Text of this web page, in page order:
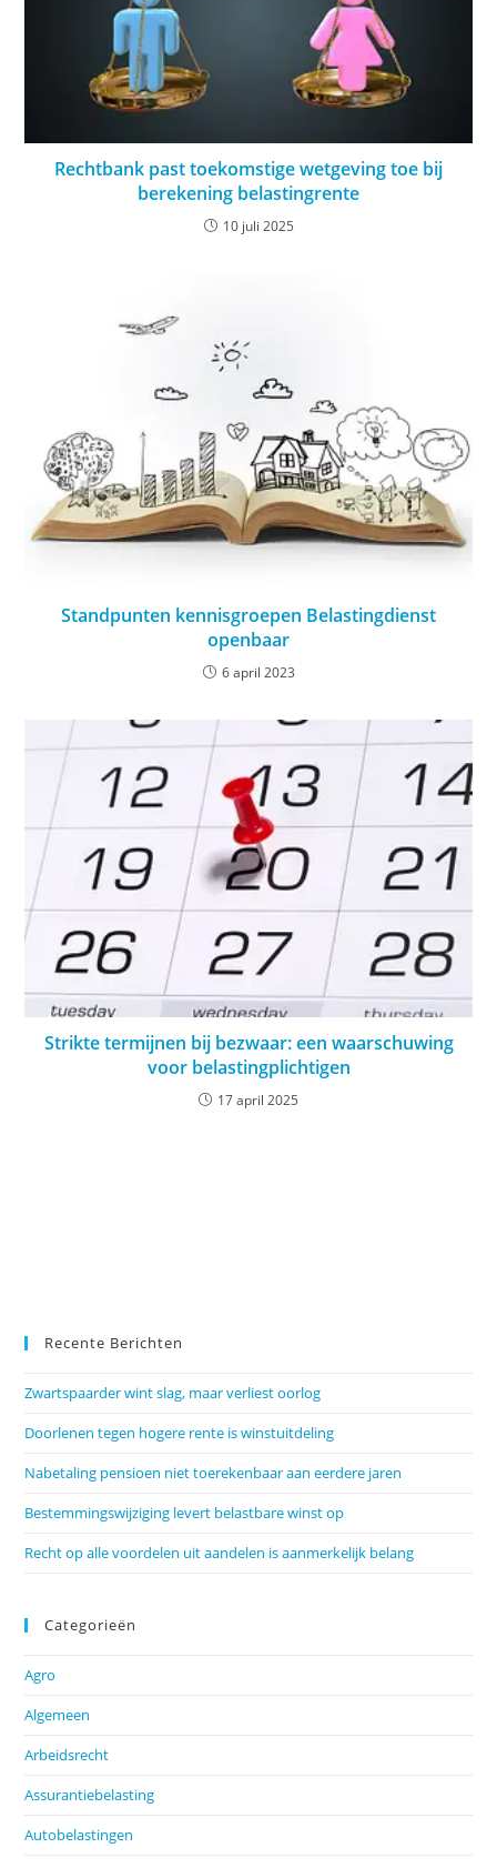
Rechtbank past toekomstige wetgeving toe bij
berekening belastingrente
10 juli 2025
Standpunten kennisgroepen Belastingdienst
openbaar
6 april 2023
Strikte termijnen bij bezwaar: een waarschuwing
voor belastingplichtigen
17 april 2025
Recente Berichten
Zwartspaarder wint slag, maar verliest oorlog
Doorlenen tegen hogere rente is winstuitdeling
Nabetaling pensioen niet toerekenbaar aan eerdere jaren
Bestemmingswijziging levert belastbare winst op
Recht op alle voordelen uit aandelen is aanmerkelijk belang
Categorieën
Agro
Algemeen
Arbeidsrecht
Assurantiebelasting
Autobelastingen